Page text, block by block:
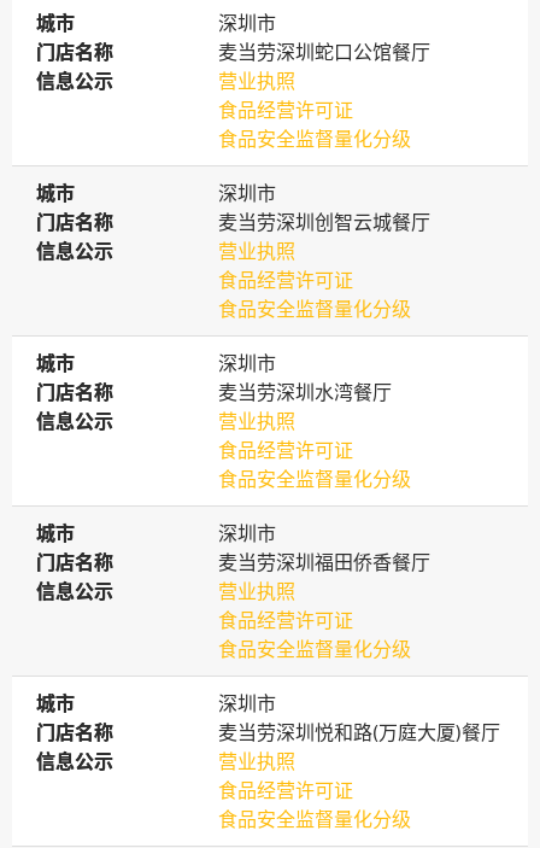
城市
城市
深圳市
门店名称
门店名称
麦当劳深圳蛇口公馆餐厅
信息公示
信息公示
营业执照
食品经营许可证
食品安全监督量化分级
城市
城市
深圳市
门店名称
门店名称
麦当劳深圳创智云城餐厅
信息公示
信息公示
营业执照
食品经营许可证
食品安全监督量化分级
城市
城市
深圳市
门店名称
门店名称
麦当劳深圳水湾餐厅
信息公示
信息公示
营业执照
食品经营许可证
食品安全监督量化分级
城市
城市
深圳市
门店名称
门店名称
麦当劳深圳福田侨香餐厅
信息公示
信息公示
营业执照
食品经营许可证
食品安全监督量化分级
城市
城市
深圳市
门店名称
门店名称
麦当劳深圳悦和路(万庭大厦)餐厅
信息公示
信息公示
营业执照
食品经营许可证
食品安全监督量化分级